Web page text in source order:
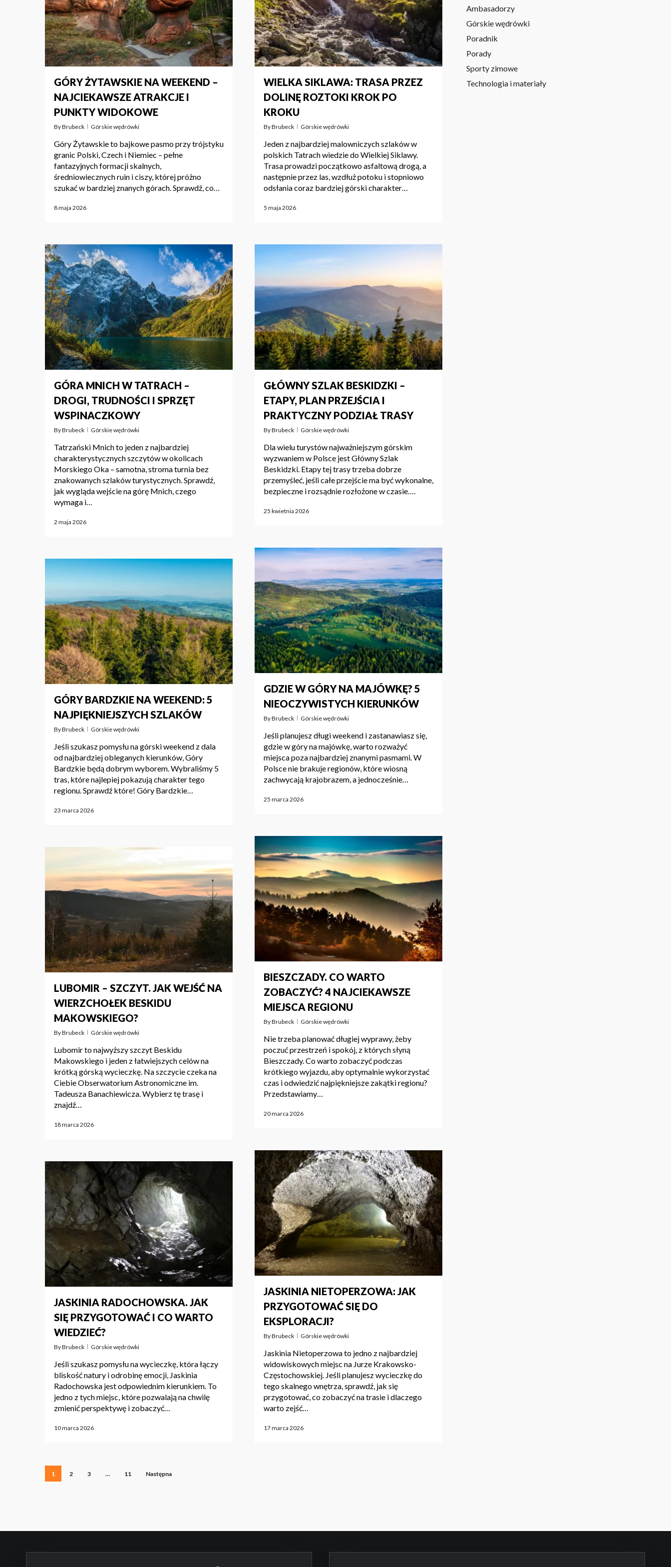
BRAK PRODUKTÓW W KOSZYKU.
GÓRY ŻYTAWSKIE NA WEEKEND –
NAJCIEKAWSZE ATRAKCJE I
PUNKTY WIDOKOWE
ByBrubeck Górskie wędrówki
Góry Żytawskie to bajkowe pasmo przy trójstyku
granic Polski, Czech i Niemiec – pełne
fantazyjnych formacji skalnych,
średniowiecznych ruin i ciszy, której próżno
szukać w bardziej znanych górach. Sprawdź, co…
8 maja 2026
WIELKA SIKLAWA: TRASA PRZEZ
DOLINĘ ROZTOKI KROK PO
KROKU
ByBrubeck Górskie wędrówki
Jeden z najbardziej malowniczych szlaków w
polskich Tatrach wiedzie do Wielkiej Siklawy.
Trasa prowadzi początkowo asfaltową drogą, a
następnie przez las, wzdłuż potoku i stopniowo
odsłania coraz bardziej górski charakter…
5 maja 2026
GÓRA MNICH W TATRACH –
DROGI, TRUDNOŚCI I SPRZĘT
WSPINACZKOWY
ByBrubeck Górskie wędrówki
Tatrzański Mnich to jeden z najbardziej
charakterystycznych szczytów w okolicach
Morskiego Oka – samotna, stroma turnia bez
znakowanych szlaków turystycznych. Sprawdź,
jak wygląda wejście na górę Mnich, czego
wymaga i…
2 maja 2026
GŁÓWNY SZLAK BESKIDZKI –
ETAPY, PLAN PRZEJŚCIA I
PRAKTYCZNY PODZIAŁ TRASY
ByBrubeck Górskie wędrówki
Dla wielu turystów najważniejszym górskim
wyzwaniem w Polsce jest Główny Szlak
Beskidzki. Etapy tej trasy trzeba dobrze
przemyśleć, jeśli całe przejście ma być wykonalne,
bezpieczne i rozsądnie rozłożone w czasie….
25 kwietnia 2026
GDZIE W GÓRY NA MAJÓWKĘ? 5
NIEOCZYWISTYCH KIERUNKÓW
ByBrubeck Górskie wędrówki
Jeśli planujesz długi weekend i zastanawiasz się,
gdzie w góry na majówkę, warto rozważyć
miejsca poza najbardziej znanymi pasmami. W
Polsce nie brakuje regionów, które wiosną
zachwycają krajobrazem, a jednocześnie…
25 marca 2026
GÓRY BARDZKIE NA WEEKEND: 5
NAJPIĘKNIEJSZYCH SZLAKÓW
ByBrubeck Górskie wędrówki
Jeśli szukasz pomysłu na górski weekend z dala
od najbardziej obleganych kierunków, Góry
Bardzkie będą dobrym wyborem. Wybraliśmy 5
tras, które najlepiej pokazują charakter tego
regionu. Sprawdź które! Góry Bardzkie…
23 marca 2026
BIESZCZADY. CO WARTO
ZOBACZYĆ? 4 NAJCIEKAWSZE
MIEJSCA REGIONU
ByBrubeck Górskie wędrówki
Nie trzeba planować długiej wyprawy, żeby
poczuć przestrzeń i spokój, z których słyną
Bieszczady. Co warto zobaczyć podczas
krótkiego wyjazdu, aby optymalnie wykorzystać
czas i odwiedzić najpiękniejsze zakątki regionu?
Przedstawiamy…
20 marca 2026
LUBOMIR – SZCZYT. JAK WEJŚĆ NA
WIERZCHOŁEK BESKIDU
MAKOWSKIEGO?
ByBrubeck Górskie wędrówki
Lubomir to najwyższy szczyt Beskidu
Makowskiego i jeden z łatwiejszych celów na
krótką górską wycieczkę. Na szczycie czeka na
Ciebie Obserwatorium Astronomiczne im.
Tadeusza Banachiewicza. Wybierz tę trasę i
znajdź…
18 marca 2026
JASKINIA NIETOPERZOWA: JAK
PRZYGOTOWAĆ SIĘ DO
EKSPLORACJI?
ByBrubeck Górskie wędrówki
Jaskinia Nietoperzowa to jedno z najbardziej
widowiskowych miejsc na Jurze Krakowsko-
Częstochowskiej. Jeśli planujesz wycieczkę do
tego skalnego wnętrza, sprawdź, jak się
przygotować, co zobaczyć na trasie i dlaczego
warto zejść…
17 marca 2026
JASKINIA RADOCHOWSKA. JAK
SIĘ PRZYGOTOWAĆ I CO WARTO
WIEDZIEĆ?
ByBrubeck Górskie wędrówki
Jeśli szukasz pomysłu na wycieczkę, która łączy
bliskość natury i odrobinę emocji, Jaskinia
Radochowska jest odpowiednim kierunkiem. To
jedno z tych miejsc, które pozwalają na chwilę
zmienić perspektywę i zobaczyć…
10 marca 2026
1 2 3 … 11 Następna
Ambasadorzy
Górskie wędrówki
Poradnik
Porady
Sporty zimowe
Technologia i materiały